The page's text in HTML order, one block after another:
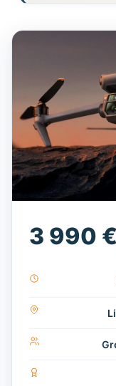
3 990 €